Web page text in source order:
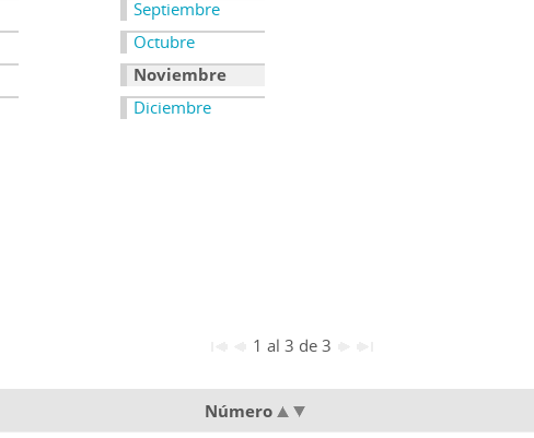
Septiembre
Octubre
Noviembre
Diciembre
1 al 3 de 3
Número